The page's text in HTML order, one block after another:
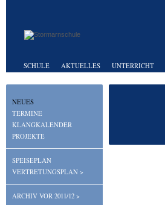
SCHULE AKTUELLES UNTERRICHT
NEUES
TERMINE
KLANGKALENDER
PROJEKTE
SPEISEPLAN
VERTRETUNGSPLAN >
ARCHIV VOR 2011/12 >